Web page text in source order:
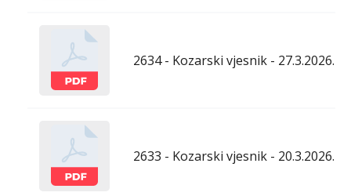
2634 - Kozarski vjesnik - 27.3.2026.
2633 - Kozarski vjesnik - 20.3.2026.